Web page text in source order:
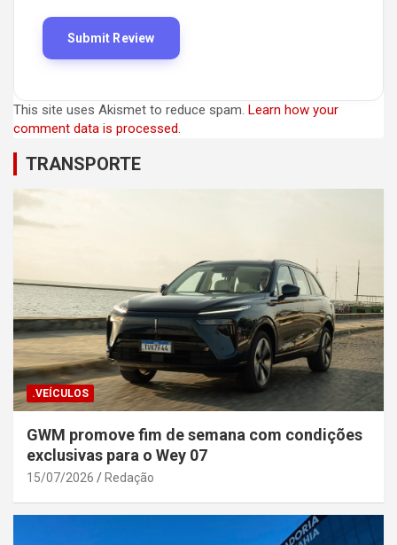
This site uses Akismet to reduce spam. Learn how your
comment data is processed.
TRANSPORTE
.VEÍCULOS
GWM promove fim de semana com condições
exclusivas para o Wey 07
15/07/2026 Redação